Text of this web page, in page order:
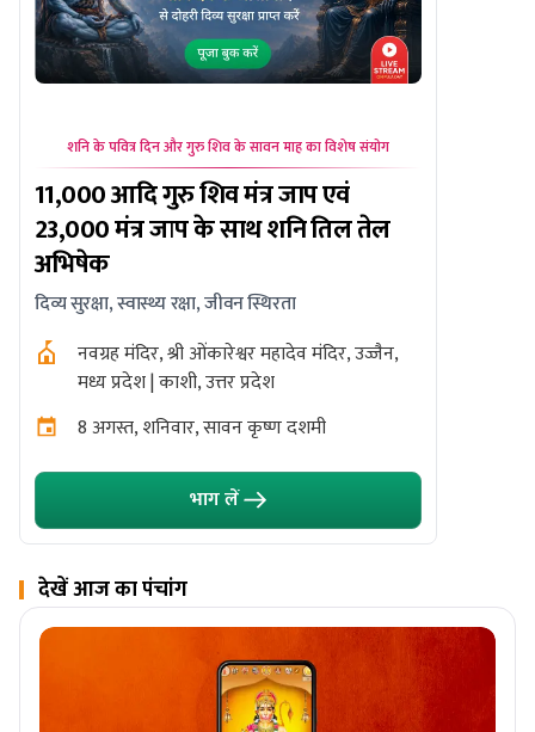
शनि के पवित्र दिन और गुरु शिव के सावन माह का विशेष संयोग
11,000 आदि गुरु शिव मंत्र जाप एवं
23,000 मंत्र जाप के साथ शनि तिल तेल
अभिषेक
दिव्य सुरक्षा, स्वास्थ्य रक्षा, जीवन स्थिरता
नवग्रह मंदिर, श्री ओंकारेश्वर महादेव मंदिर, उज्जैन,
मध्य प्रदेश | काशी, उत्तर प्रदेश
8 अगस्त, शनिवार, सावन कृष्ण दशमी
भाग लें
देखें आज का पंचांग